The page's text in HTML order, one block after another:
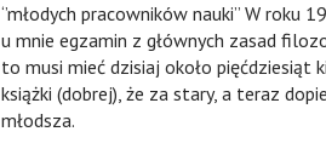
‘’młodych pracowników nauki’’ W
u mnie egzamin z głównych zasad
to musi mieć dzisiaj około pięćdziesiąt
książki (dobrej), że za stary, a teraz
młodsza.